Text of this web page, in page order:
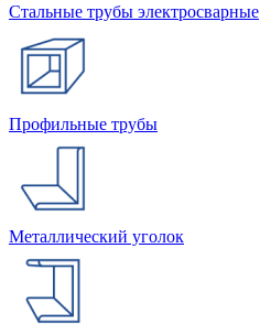
Стальные трубы электросварные
Профильные трубы
Металлический уголок